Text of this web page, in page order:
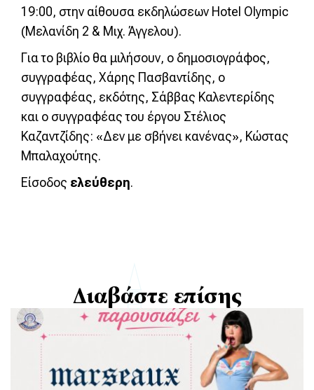
19:00, στην αίθουσα εκδηλώσεων Hotel Olympic
(Μελανίδη 2 & Μιχ. Άγγελου).
Για το βιβλίο θα μιλήσουν, ο δημοσιογράφος,
συγγραφέας, Χάρης Πασβαντίδης, ο
συγγραφέας, εκδότης, Σάββας Καλεντερίδης
και ο συγγραφέας του έργου Στέλιος
Καζαντζίδης: «Δεν με σβήνει κανένας», Κώστας
Μπαλαχούτης.
Είσοδος ελεύθερη.
Διαβάστε επίσης